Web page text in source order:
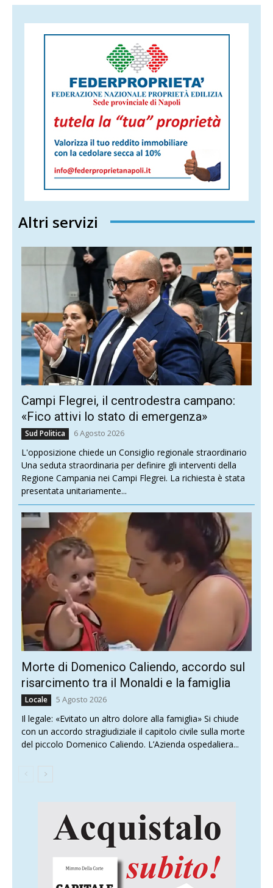
Altri servizi
Campi Flegrei, il centrodestra campano:
«Fico attivi lo stato di emergenza»
Sud Politica 6 Agosto 2026
L'opposizione chiede un Consiglio regionale straordinario
Una seduta straordinaria per definire gli interventi della
Regione Campania nei Campi Flegrei. La richiesta è stata
presentata unitariamente...
Morte di Domenico Caliendo, accordo sul
risarcimento tra il Monaldi e la famiglia
Locale 5 Agosto 2026
Il legale: «Evitato un altro dolore alla famiglia» Si chiude
con un accordo stragiudiziale il capitolo civile sulla morte
del piccolo Domenico Caliendo. L’Azienda ospedaliera...